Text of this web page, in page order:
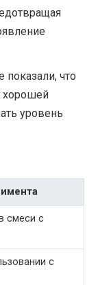
показали, что
хорошей
уровень
смеси с
с